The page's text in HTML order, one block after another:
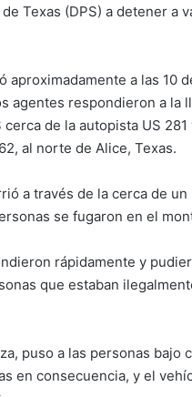
Texas (DPS) a detener a
aproximadamente a las 10
agentes respondieron a la
de la autopista US 281
al norte de Alice, Texas.
a través de la cerca de un
se fugaron en el
rápidamente y
que estaban
puso a las personas bajo
en consecuencia, y el